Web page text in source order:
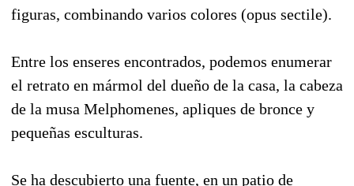
figuras, combinando varios colores (opus sectile).
Entre los enseres encontrados, podemos enumerar
el retrato en mármol del dueño de la casa, la cabeza
de la musa Melphomenes, apliques de bronce y
pequeñas esculturas.
Se ha descubierto una fuente, en un patio de